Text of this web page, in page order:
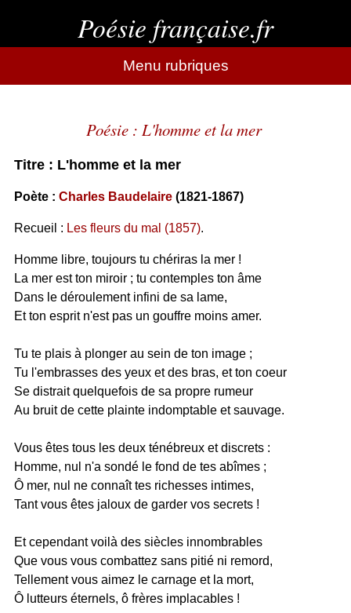
Poésie française.fr
Menu rubriques
Poésie : L'homme et la mer
Titre : L'homme et la mer
Poète : Charles Baudelaire(1821-1867)
Recueil : Les fleurs du mal (1857).
Homme libre, toujours tu chériras la mer !
La mer est ton miroir ; tu contemples ton âme
Dans le déroulement infini de sa lame,
Et ton esprit n'est pas un gouffre moins amer.
Tu te plais à plonger au sein de ton image ;
Tu l'embrasses des yeux et des bras, et ton coeur
Se distrait quelquefois de sa propre rumeur
Au bruit de cette plainte indomptable et sauvage.
Vous êtes tous les deux ténébreux et discrets :
Homme, nul n'a sondé le fond de tes abîmes ;
Ô mer, nul ne connaît tes richesses intimes,
Tant vous êtes jaloux de garder vos secrets !
Et cependant voilà des siècles innombrables
Que vous vous combattez sans pitié ni remord,
Tellement vous aimez le carnage et la mort,
Ô lutteurs éternels, ô frères implacables !